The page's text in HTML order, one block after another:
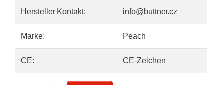
Hersteller Kontakt: info@buttner.cz
Marke: Peach
CE: CE-Zeichen